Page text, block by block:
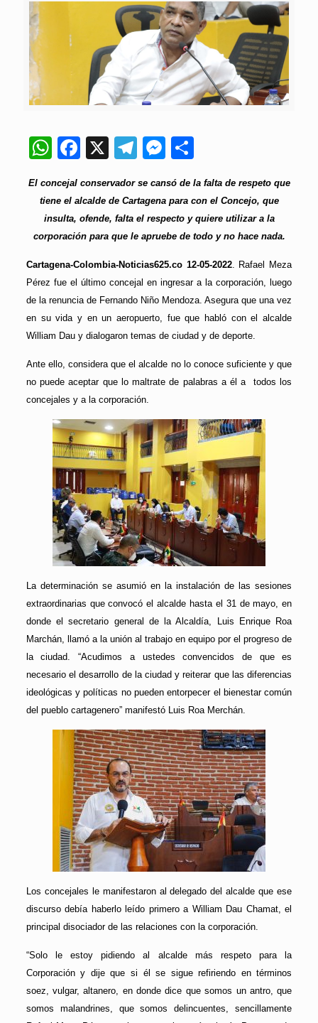
WhatsApp
Facebook
X Telegram
Messenger
El concejal conservador se cansó de la falta de respeto que
tiene el alcalde de Cartagena para con el Concejo, que
insulta, ofende, falta el respecto y quiere utilizar a la
corporación para que le apruebe de todo y no hace nada.
Cartagena-Colombia-Noticias625.co 12-05-2022. Rafael Meza
Pérez fue el último concejal en ingresar a la corporación, luego
de la renuncia de Fernando Niño Mendoza. Asegura que una vez
en su vida y en un aeropuerto, fue que habló con el alcalde
William Dau y dialogaron temas de ciudad y de deporte.
Ante ello, considera que el alcalde no lo conoce suficiente y que
no puede aceptar que lo maltrate de palabras a él a todos los
concejales y a la corporación.
La determinación se asumió en la instalación de las sesiones
extraordinarias que convocó el alcalde hasta el 31 de mayo, en
donde el secretario general de la Alcaldía, Luis Enrique Roa
Marchán, llamó a la unión al trabajo en equipo por el progreso de
la ciudad. “Acudimos a ustedes convencidos de que es
necesario el desarrollo de la ciudad y reiterar que las diferencias
ideológicas y políticas no pueden entorpecer el bienestar común
del pueblo cartagenero” manifestó Luis Roa Merchán.
Los concejales le manifestaron al delegado del alcalde que ese
discurso debía haberlo leído primero a William Dau Chamat, el
principal disociador de las relaciones con la corporación.
“Solo le estoy pidiendo al alcalde más respeto para la
Corporación y dije que si él se sigue refiriendo en términos
soez, vulgar, altanero, en donde dice que somos un antro, que
somos malandrines, que somos delincuentes, sencillamente